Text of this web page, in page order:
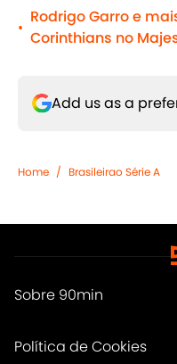
•
Rodrigo Garro e
Corinthians no
Add us as a
Home / Brasileirao Série A
Sobre 90min
Política de Cookies